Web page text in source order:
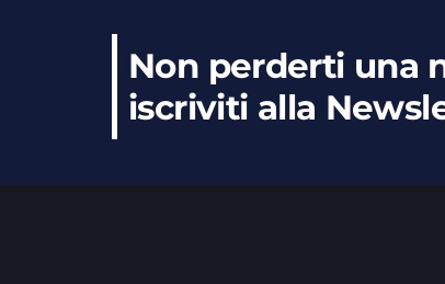
Non perderti una
iscriviti alla